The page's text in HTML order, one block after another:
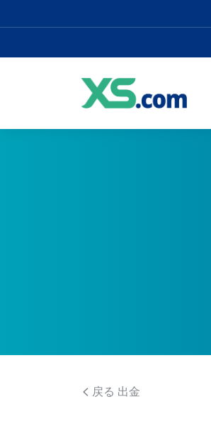
戻る 出金